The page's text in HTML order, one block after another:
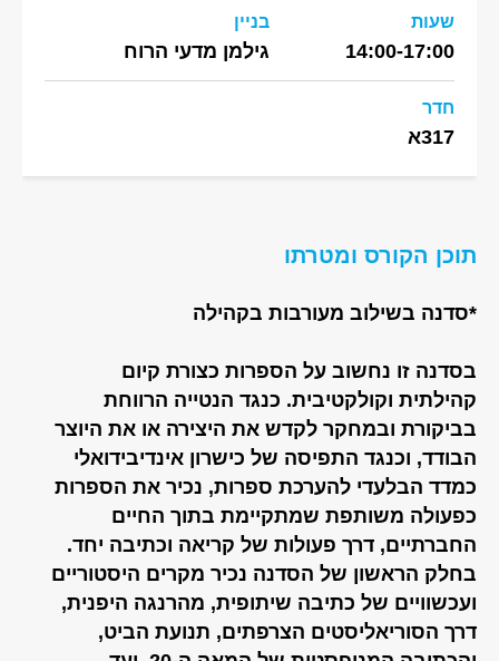
שעות
14:00-17:00
בניין
גילמן מדעי הרוח
חדר
317א
תוכן הקורס ומטרתו
*סדנה בשילוב מעורבות בקהילה
בסדנה זו נחשוב על הספרות כצורת קיום
קהילתית וקולקטיבית. כנגד הנטייה הרווחת
בביקורת ובמחקר לקדש את היצירה או את היוצר
הבודד, וכנגד התפיסה של כישרון אינדיבידואלי
כמדד הבלעדי להערכת ספרות, נכיר את הספרות
כפעולה משותפת שמתקיימת בתוך החיים
החברתיים, דרך פעולות של קריאה וכתיבה יחד.
בחלק הראשון של הסדנה נכיר מקרים היסטוריים
ועכשוויים של כתיבה שיתופית, מהרנגה היפנית,
דרך הסוריאליסטים הצרפתים, תנועת הביט,